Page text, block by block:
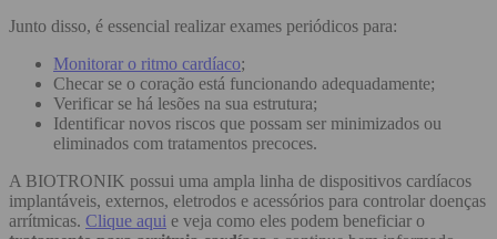
Junto disso, é essencial realizar exames periódicos para:
Monitorar o ritmo cardíaco;
Checar se o coração está funcionando adequadamente;
Verificar se há lesões na sua estrutura;
Identificar novos riscos que possam ser minimizados ou
eliminados com tratamentos precoces.
A BIOTRONIK possui uma ampla linha de dispositivos cardíacos
implantáveis, externos, eletrodos e acessórios para controlar doenças
arrítmicas. Clique aqui e veja como eles podem beneficiar o